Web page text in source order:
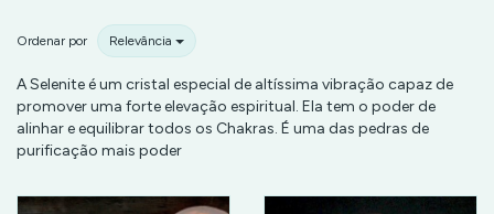
Ordenar por Relevância
A Selenite é um cristal especial de altíssima vibração capaz de
promover uma forte elevação espiritual. Ela tem o poder de
alinhar e equilibrar todos os Chakras. É uma das pedras de
purificação mais poder